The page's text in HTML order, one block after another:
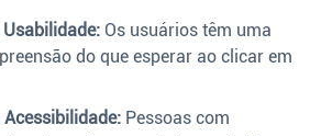
Os usuários têm uma
do que esperar ao clicar em
Pessoas com